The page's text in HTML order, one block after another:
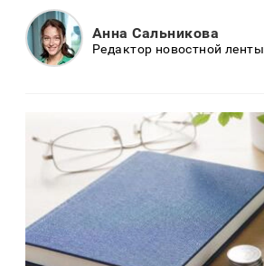
Анна Сальникова
Редактор новостной ленты